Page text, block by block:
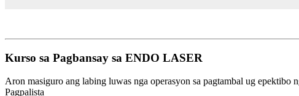
Kurso sa Pagbansay sa ENDO LASER
Aron masiguro ang labing luwas nga operasyon sa pagtambal ug epektibo
Pagpalista